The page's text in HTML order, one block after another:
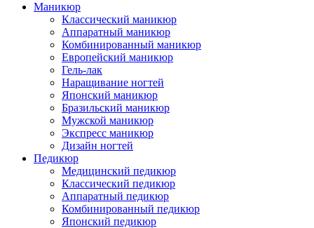
Маникюр
Классический маникюр
Аппаратный маникюр
Комбинированный маникюр
Европейский маникюр
Гель-лак
Наращивание ногтей
Японский маникюр
Бразильский маникюр
Мужской маникюр
Экспресс маникюр
Дизайн ногтей
Педикюр
Медицинский педикюр
Классический педикюр
Аппаратный педикюр
Комбинированный педикюр
Японский педикюр